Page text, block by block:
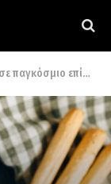
επίπεδο